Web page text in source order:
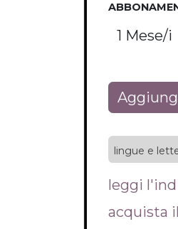
lingue e
leggi
acquista